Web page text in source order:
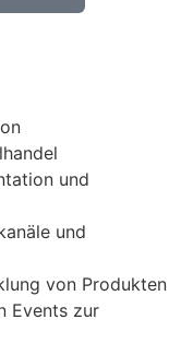
und
und
von Produkten
Events zur